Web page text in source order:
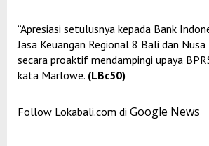
“Apresiasi setulusnya kepada Bank
Jasa Keuangan Regional 8 Bali dan Nusa
secara proaktif mendampingi upaya
kata Marlowe. (LBc50)
Follow Lokabali.com di Google News